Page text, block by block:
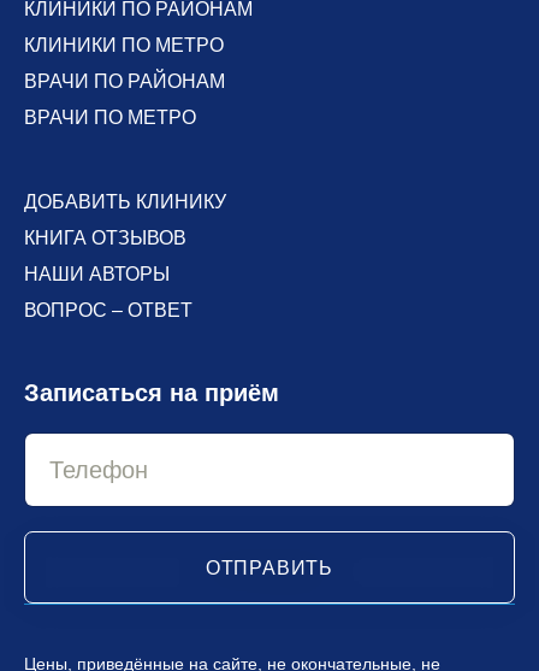
КЛИНИКИ ПО РАЙОНАМ
КЛИНИКИ ПО МЕТРО
ВРАЧИ ПО РАЙОНАМ
ВРАЧИ ПО МЕТРО
ДОБАВИТЬ КЛИНИКУ
КНИГА ОТЗЫВОВ
НАШИ АВТОРЫ
ВОПРОС – ОТВЕТ
Записаться на приём
ОТПРАВИТЬ
Цены, приведённые на сайте, не окончательные, не